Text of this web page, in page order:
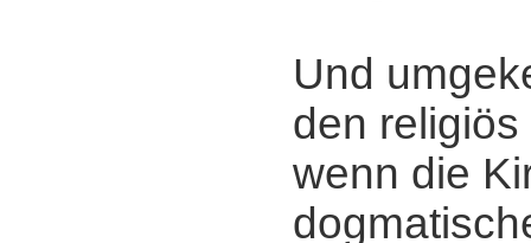
Und
den
wenn die